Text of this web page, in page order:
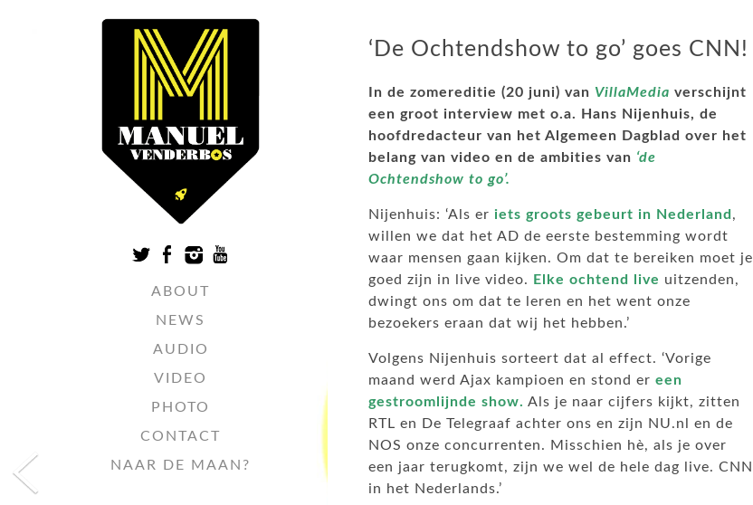
ABOUT
NEWS
AUDIO
VIDEO
PHOTO
CONTACT
NAAR DE MAAN?
‘De Ochtendshow to go’ goes CNN!
In de zomereditie (20 juni) van VillaMedia verschijnt
een groot interview met o.a. Hans Nijenhuis, de
hoofdredacteur van het Algemeen Dagblad over het
belang van video en de ambities van ‘de
Ochtendshow to go’.
Nijenhuis: ‘Als er iets groots gebeurt in Nederland ,
willen we dat het AD de eerste bestemming wordt
waar mensen gaan kijken. Om dat te bereiken moet je
goed zijn in live video.
Elke ochtend live uitzenden,
dwingt ons om dat te leren en het went onze
bezoekers eraan dat wij het hebben.’
Volgens Nijenhuis sorteert dat al effect. ‘Vorige
maand werd Ajax kampioen en stond er een
gestroom­lijnde show. Als je naar cijfers kijkt, zitten
RTL en De Telegraaf achter ons en zijn NU.nl en de
NOS onze concurrenten. Misschien hè, als je over
een jaar terugkomt, zijn we wel de hele dag live. CNN
in het Nederlands.’